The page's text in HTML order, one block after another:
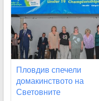
Пловдив спечели
домакинството на
Световните